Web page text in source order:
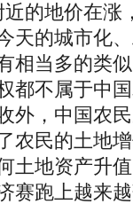
的地价在涨
天的城市化
相当多的类
都不属于中
外，中国农
农民的土地
土地资产升
赛跑上越来